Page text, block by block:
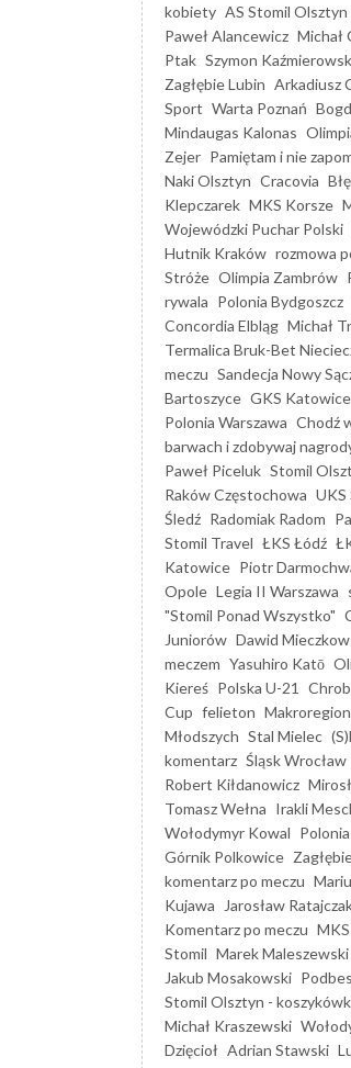
kobiety AS Stomil Olsztyn
Paweł Alancewicz Michał
Ptak Szymon
Zagłębie Lubin Arkadiusz
Sport Warta Poznań
Mindaugas Kalonas
Zejer Pamiętam i nie
Naki Olsztyn Cracovia
Klepczarek MKS Korsze
Wojewódzki Puchar Polski
Hutnik Kraków rozmowa
Stróże Olimpia Zambrów
rywala Polonia Bydgoszcz
Concordia Elbląg Michał
Termalica Bruk-Bet
meczu Sandecja Nowy
Bartoszyce GKS Katowice
Polonia Warszawa Chodź
barwach i zdobywaj
Paweł Piceluk Stomil
Raków Częstochowa UKS
Śledź Radomiak Radom
Stomil Travel ŁKS Łódź
Katowice Piotr
Opole Legia II Warszawa
"Stomil Ponad Wszystko"
Juniorów Dawid
meczem Yasuhiro Katō
Kiereś Polska U-21
Cup felieton
Młodszych Stal Mielec
komentarz Śląsk Wrocław
Robert Kiłdanowicz
Tomasz Wełna Irakli
Wołodymyr Kowal
Górnik Polkowice
komentarz po meczu
Kujawa
Jarosław
Komentarz po meczu
Stomil Marek Maleszewski
Jakub Mosakowski
Stomil Olsztyn -
Michał Kraszewski
Dzięcioł Adrian Stawski